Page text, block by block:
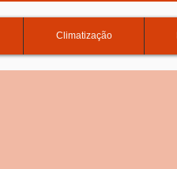
Climatização